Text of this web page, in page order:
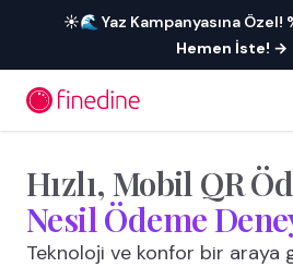
İçeriğe geç☀️🌊 Yaz Kampanyasına Özel!
Hemen İste! →
Hızlı, Mobil QR
NesilÖdeme
Teknoloji ve konfor bir araya